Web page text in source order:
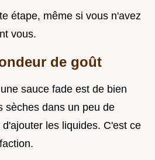
étape, même si vous n'avez
vous.
de goût
sauce fade est de bien
sèches dans un peu de
les liquides. C'est ce